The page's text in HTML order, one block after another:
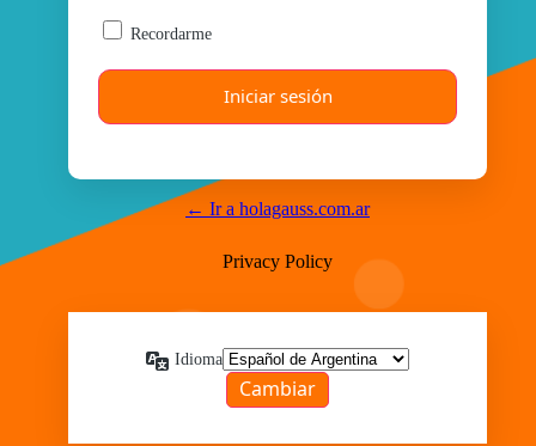
Recordarme
← Ir a holagauss.com.ar
Privacy Policy
Idioma